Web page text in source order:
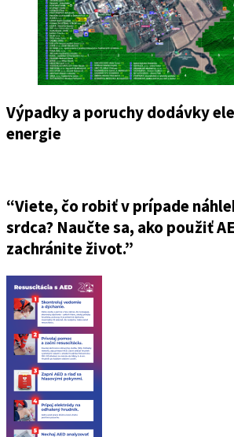
Výpadky a poruchy dodávky
energie
“Viete, čo robiť v prípade
srdca? Naučte sa, ako použiť
zachránite život.”